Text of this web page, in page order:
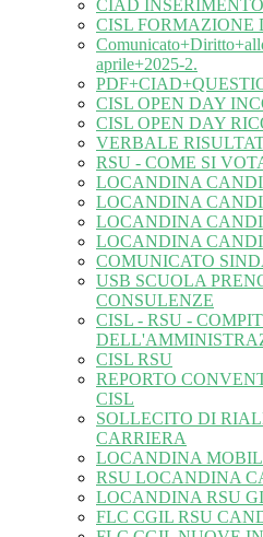
CIAD
CISL FORMAZIONE
aprile+2025-2.
CISL OPEN DAY
CISL OPEN DAY
VERBALE
RSU - COME SI
LOCANDINA
LOCANDINA
LOCANDINA
LOCANDINA
COMUNICATO
USB SCUOLA
CONSULENZE
CISL - RSU -
CISL RSU
REPORTO
CISL
SOLLECITO DI
CARRIERA
LOCANDINA
RSU LOCANDINA
LOCANDINA RSU
FLC CGIL RSU